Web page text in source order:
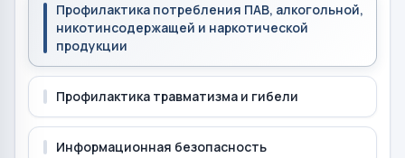
Профилактика потребления ПАВ, алкогольной,
никотинсодержащей и наркотической
продукции
Профилактика травматизма и гибели
Информационная безопасность